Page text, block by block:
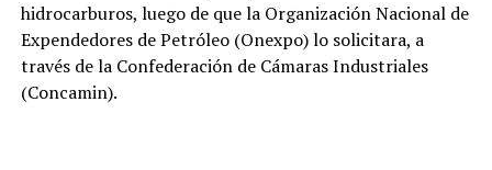
hidrocarburos, luego de que la Organización Nacional de
Expendedores de Petróleo (Onexpo) lo solicitara, a
través de la Confederación de Cámaras Industriales
(Concamin).